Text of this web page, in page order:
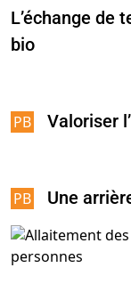
L’échange de
bio
Valoriser
Une